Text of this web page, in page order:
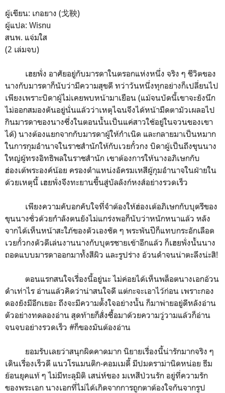
ผู้เขียน: เกอยาง (戈鞅)
ผู้แปล: Wisnu
สนพ. แจ่มใส
(2 เล่มจบ)
เฮยพั่ง อาศัยอยู่กับมารดาในตรอกแห่งหนึ่ง จริง ๆ ชีวิตของ
นางกับมารดาก็นับว่ามีความสุขดี ทว่าวันหนึ่งทุกอย่างก็เปลี่ยนไป
เพียงเพราะบิดาผู้ไม่เคยพบหน้ามาเยือน (แม้จนบัดนี้เขาจะยังนึก
ไม่ออกสมองตันอยู่นั่นแล้วว่าเหตุไฉนจึงได้หน้ามืดตามัวเผลอไป
กินมารดาของนางซึ่งในตอนนั้นเป็นแค่สาวใช้อยู่ในจวนของเขา
ได้) นางต้องแยกจากกับมารดาผู้ให้กำเนิด และกลายมาเป็นหมาก
ในการกุมอำนาจในราชสำนักให้กับเวยกั๋วกง บิดาผู้เป็นถึงขุนนาง
ใหญ่ผู้ทรงอิทธิพลในราชสำนัก เขาต้องการให้นางอภิเษกกับ
ฮ่องเต้พระองค์น้อย ครองตำแหน่งอัครมเหสีผู้กุมอำนาจในฝ่ายใน
ด้วยเหตุนี้ เฮยพั่งจึงทะยานขึ้นสู่บัลลังก์หงส์อย่างรวดเร็ว
เพียงความคับอกคับใจที่จำต้องให้ฮ่องเต้อภิเษกกับบุตรีของ
ขุนนางชั่วด้วยกำลังตนยังไม่แกร่งพอก็นับว่าหนักหนาแล้ว หลัง
จากได้เห็นหน้าสะใภ้ของตัวเองชัด ๆ พระพันปีก็แทบกระอักเลือด
เวยกั๋วกงตัวดีเล่นงานนางกับบุตรชายเข้าอีกแล้ว ก็เฮยพั่งนั้นนาง
ถอดแบบมารดาออกมาทั้งสีผิว และรูปร่าง อ้วนดำจนน่าตะลึงน่ะสิ!
ตอนแรกสนใจเรื่องนี้อยู่นะ ไม่ค่อยได้เห็นพล็อตนางเอกอ้วน
ดำเท่าไร อ่านแล้วคิดว่าน่าสนใจดี แต่กะจะเอาไว้ก่อน เพราะกอง
ดองยังมีอีกเยอะ ถึงจะมีความตั้งใจอย่างนั้น ก็มาพ่ายอยู่ดีหลังอ่าน
ตัวอย่างทดลองอ่าน สุดท้ายก็สั่งซื้อมาด้วยความวู่วามแล้วก็อ่าน
จนจบอย่างรวดเร็ว #ก็ของมันต้องอ่าน
ยอมรับเลยว่าสนุกผิดคาดมาก นิยายเรื่องนี้น่ารักมากจริง ๆ
เดินเรื่องเร็วดี แนวโรแมนติก-คอมเมดี้ มีปมดราม่านิดหน่อย ธีม
ย้อนยุคแท้ ๆ ไม่มีทะลุมิติ เสน่ห์ของ มเหสีป่วนรัก อยู่ที่ความรัก
ของพระเอก นางเอกที่ไม่ได้เกิดจากการถูกตาต้องใจกันจากรูป